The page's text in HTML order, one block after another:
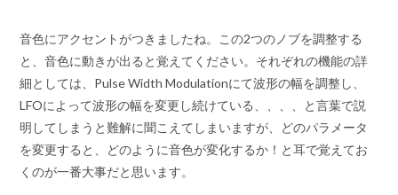
音色にアクセントがつきましたね。この2つのノブを調整する
と、音色に動きが出ると覚えてください。それぞれの機能の詳
細としては、Pulse Width Modulationにて波形の幅を調整し、
LFOによって波形の幅を変更し続けている、、、、と言葉で説
明してしまうと難解に聞こえてしまいますが、どのパラメータ
を変更すると、どのように音色が変化するか！と耳で覚えてお
くのが一番大事だと思います。